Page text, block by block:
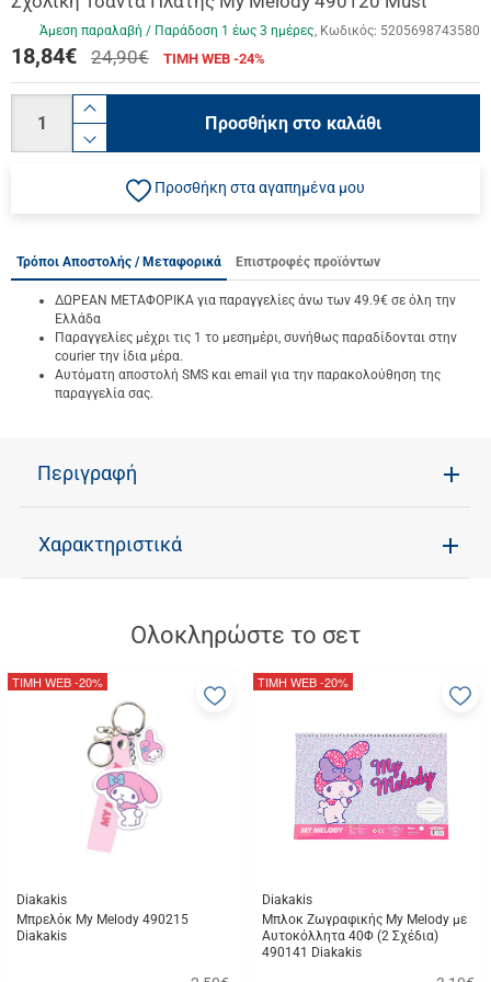
Άμεση παραλαβή / Παράδoση 1 έως 3 ημέρες Κωδικός: 5205698743580
18,84€ 24,90€ ΤΙΜΗ WEB -24%
product.increase.quantity
product.decrease.quantity
Προσθήκη στο καλάθι
Προσθήκη στα αγαπημένα μου
Τρόποι Αποστολής / Μεταφορικά Επιστροφές προϊόντων
ΔΩΡΕΑΝ ΜΕΤΑΦΟΡΙΚΑ για παραγγελίες άνω των 49.9€ σε όλη την
Ελλάδα
Παραγγελίες μέχρι τις 1 το μεσημέρι, συνήθως παραδίδονται στην
courier την ίδια μέρα.
Αυτόματη αποστολή SMS και email για την παρακολούθηση της
παραγγελία σας.
Περιγραφή
Χαρακτηριστικά
Ολοκληρώστε το σετ
Diakakis
Μπρελόκ My Melody 490215
Diakakis
ΤΙΜΗ WEB-20%
Προσθήκη
αγαπημένα
Diakakis
Μπλοκ Ζωγραφικής My Melody με
Αυτοκόλλητα 40Φ (2 Σχέδια)
490141 Diakakis
ΤΙΜΗ WEB-20%